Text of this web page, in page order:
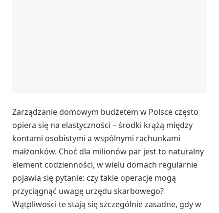
Zarządzanie domowym budżetem w Polsce często
opiera się na elastyczności – środki krążą między
kontami osobistymi a wspólnymi rachunkami
małżonków. Choć dla milionów par jest to naturalny
element codzienności, w wielu domach regularnie
pojawia się pytanie: czy takie operacje mogą
przyciągnąć uwagę urzędu skarbowego?
Wątpliwości te stają się szczególnie zasadne, gdy w